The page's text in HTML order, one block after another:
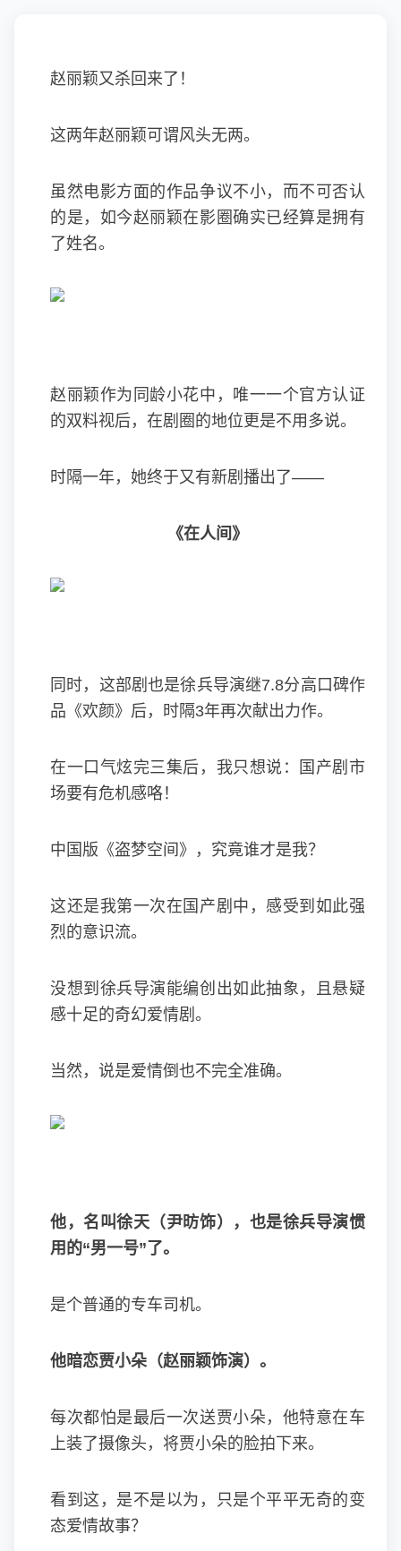
赵丽颖又杀回来了！
这两年赵丽颖可谓风头无两。
虽然电影方面的作品争议不小，而不可否认
的是，如今赵丽颖在影圈确实已经算是拥有
了姓名。
赵丽颖作为同龄小花中，唯一一个官方认证
的双料视后，在剧圈的地位更是不用多说。
时隔一年，她终于又有新剧播出了——
《在人间》
同时，这部剧也是徐兵导演继7.8分高口碑作
品《欢颜》后，时隔3年再次献出力作。
在一口气炫完三集后，我只想说：国产剧市
场要有危机感咯！
中国版《盗梦空间》，究竟谁才是我？
这还是我第一次在国产剧中，感受到如此强
烈的意识流。
没想到徐兵导演能编创出如此抽象，且悬疑
感十足的奇幻爱情剧。
当然，说是爱情倒也不完全准确。
他，名叫徐天（尹昉饰），也是徐兵导演惯
用的“男一号”了。
是个普通的专车司机。
他暗恋贾小朵（赵丽颖饰演）。
每次都怕是最后一次送贾小朵，他特意在车
上装了摄像头，将贾小朵的脸拍下来。
看到这，是不是以为，只是个平平无奇的变
态爱情故事？